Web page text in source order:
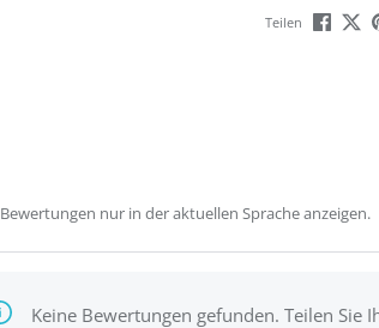
Teilen
Bewertungen nur in der aktuellen Sprache anzeigen.
Keine Bewertungen gefunden. Teilen Sie